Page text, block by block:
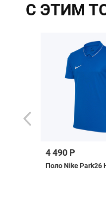
С ЭТИМ
4 490 Р
Поло Nike Park26